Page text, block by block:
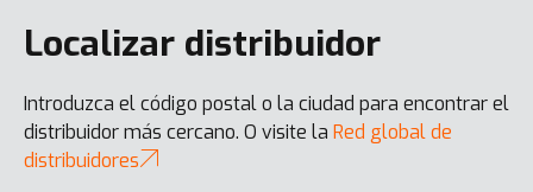
Localizar distribuidor
Introduzca el código postal o la ciudad para encontrar el
distribuidor más cercano. O visite la Red global de
distribuidores